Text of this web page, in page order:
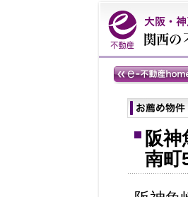
阪
南町